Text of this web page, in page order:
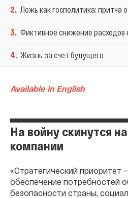
2. Ложь как госполитика: притча
3. Фиктивное снижение расходов
4. Жизнь за счет будущего
Available in English
На войну скинутся
компании
«Стратегический приоритет
обеспечение потребностей
безопасности страны,